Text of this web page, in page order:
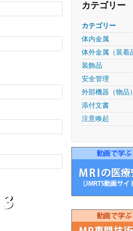
カテゴリー
カテゴリー
体内金属
体外金属（装着
装飾品
安全管理
外部機器（物品）
添付文書
注意喚起